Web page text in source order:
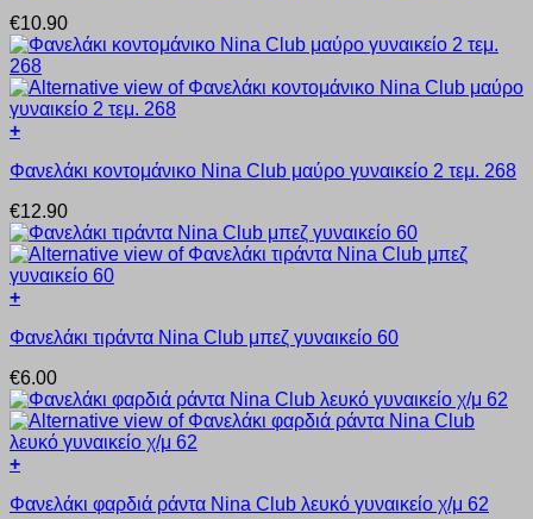
σελίδα
του
προϊόντος
έχει
πολλαπλές
παραλλαγές.
Οι
επιλογές
μπορούν
επιλεγούν
σελίδα
του
προϊόντος
€10.90
+
το
έχει
πολλαπλές
παραλλαγές.
Οι
επιλογές
να
στη
σελίδα
του
προϊόντος
Φανελάκι κοντομάνικο Nina Club μαύρο γυναικείο 2 τεμ. 268
€12.90
+
το
έχει
πολλαπλές
παραλλαγές.
Οι
επιλογές
να
Φανελάκι τιράντα Nina Club μπεζ γυναικείο 60
€6.00
+
το
Φανελάκι φαρδιά ράντα Nina Club λευκό γυναικείο χ/μ 62